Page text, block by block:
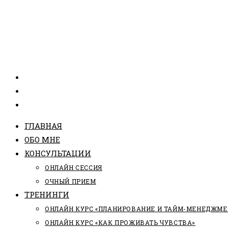
ГЛАВНАЯ
ОБО МНЕ
КОНСУЛЬТАЦИИ
ОНЛАЙН СЕССИЯ
ОЧНЫЙ ПРИЕМ
ТРЕНИНГИ
ОНЛАЙН КУРС «ПЛАНИРОВАНИЕ И ТАЙМ-
ОНЛАЙН КУРС «КАК ПРОЖИВАТЬ ЧУВСТВА»